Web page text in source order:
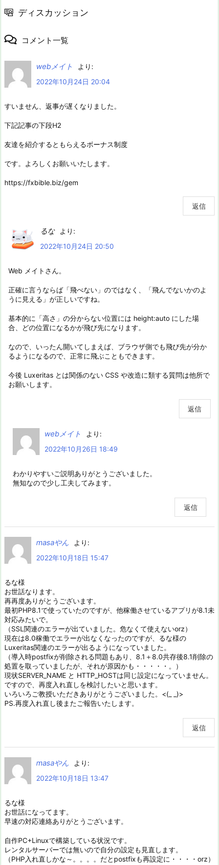
ディスカッション
コメント一覧
webメイト
より:
2022年10月24日 20:04
すいません、返事が遅くなりました。
下記記事の下段H2
友達を紹介するともらえるボーナス制度
です。よろしくお願いいたします。
https://fxbible.biz/gem
返信
るな
より:
2022年10月24日 20:50
Web メイトさん。
正確に言うならば「飛べない」のではなく、「飛んでないかのよ
うに見える」が正しいですね。
基本的に「高さ」の分からない位置には height:auto にした場
合、どの位置になるかが飛び先になります。
なので、いったん開いてしまえば、ブラウザ側でも飛び先が分か
るようになるので、正常に飛ぶこともできます。
今後 Luxeritas とは関係のない CSS や改造に類する質問は他所で
お願いします。
返信
webメイト
より:
2022年10月26日 18:49
わかりやすいご説明ありがとうございました。
無知なので少し工夫してみます。
返信
masaやん
より:
2022年10月18日 15:47
るな様
お世話なります。
再再度ありがとうございます。
最初PHP8.1で使っていたのですが、他稼働させているアプリが8.1未
対応みたいで。
（SSL関連のエラーが出ていました。危なくて使えないorz）
現在は8.0稼働でエラーが出なくなったのですが、るな様の
Luxeritas関連のエラーが出るようになっていました。
（導入時postfixが削除される問題もあり、8.1＋8.0共存後8.1削除の
処置を取っていましたが、それが原因かも・・・・・。）
現状SERVER_NAME と HTTP_HOSTは同じ設定になっていません。
ですので、再度入れ直しを検討したいと思います。
いろいろご教授いただきありがとうございました。<(_ _)>
PS.再度入れ直し後またご報告いたします。
返信
masaやん
より:
2022年10月18日 13:47
るな様
お世話になってます。
早速の対応連絡ありがとうございます。
自作PC+Linuxで構築している状況です。
レンタルサーバーでは無いので自分の設定も見直します。
（PHP入れ直しかな～。。。。だとpostfixも再設定に・・・・orz）